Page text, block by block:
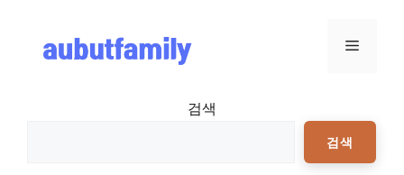
메뉴
검색
검색